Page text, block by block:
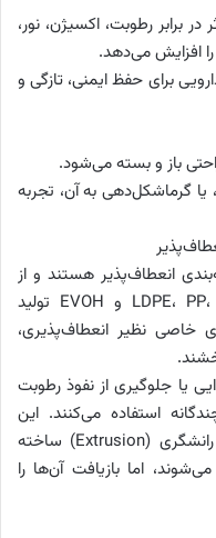
برابر رطوبت، اکسیژن، نور،
افزایش می‌دهد.
برای حفظ ایمنی، تازگی و
باز و بسته می‌شود.
یا گرماشکل‌دهی به آن، تجربه
انعطاف‌پذیر هستند و از
بسپارهایی نظیر LDPE، PP، BOPP، HDPE، PET و EVOH تولید
خاصی نظیر انعطاف‌پذیری،
یا جلوگیری از نفوذ رطوبت
استفاده می‌کنند. این
ساختارها که به‌صورت Lamination یا رانشگری (Extrusion) ساخته
اما بازیافت آن‌ها را